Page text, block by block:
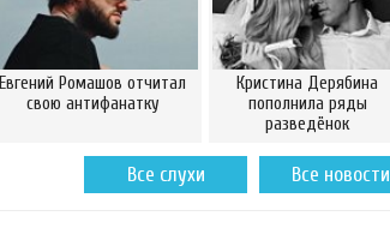
Евгений Ромашов отчитал
свою антифанатку
Кристина Дерябина
пополнила ряды
разведёнок
Все новости
Все слухи